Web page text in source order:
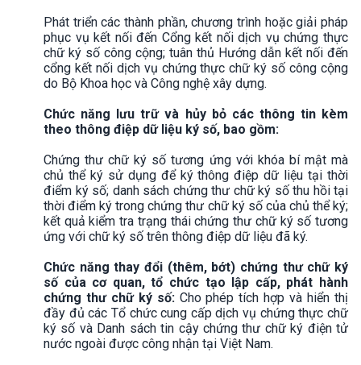
Phát triển các thành phần, chương trình hoặc giải pháp
phục vụ kết nối đến Cổng kết nối dịch vụ chứng thực
chữ ký số công cộng; tuân thủ Hướng dẫn kết nối đến
cổng kết nối dịch vụ chứng thực chữ ký số công cộng
do Bộ Khoa học và Công nghệ xây dựng.
Chức năng lưu trữ và hủy bỏ các thông tin kèm
theo thông điệp dữ liệu ký số, bao gồm:
Chứng thư chữ ký số tương ứng với khóa bí mật mà
chủ thể ký sử dụng để ký thông điệp dữ liệu tại thời
điểm ký số; danh sách chứng thư chữ ký số thu hồi tại
thời điểm ký trong chứng thư chữ ký số của chủ thể ký;
kết quả kiểm tra trạng thái chứng thư chữ ký số tương
ứng với chữ ký số trên thông điệp dữ liệu đã ký.
Chức năng thay đổi (thêm, bớt) chứng thư chữ ký
số của cơ quan, tổ chức tạo lập cấp, phát hành
chứng thư chữ ký số: Cho phép tích hợp và hiển thị
đầy đủ các Tổ chức cung cấp dịch vụ chứng thực chữ
ký số và Danh sách tin cậy chứng thư chữ ký điện tử
nước ngoài được công nhận tại Việt Nam.